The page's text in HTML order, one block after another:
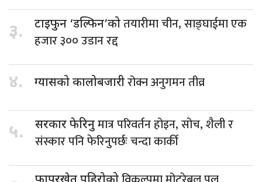
३. टाइफुन ‘डल्फिन’कोतयारीमा चीन, साङ्घाईमा एक
हजार ३०० उडान रद्द
४. ग्यासको कालोबजारीरोक्न अनुगमन तीव्र
५. सरकार फेरिनुमात्र परिवर्तन होइन, सोच, शैली र
संस्कार पनि फेरिनुपर्छः चन्दा कार्की